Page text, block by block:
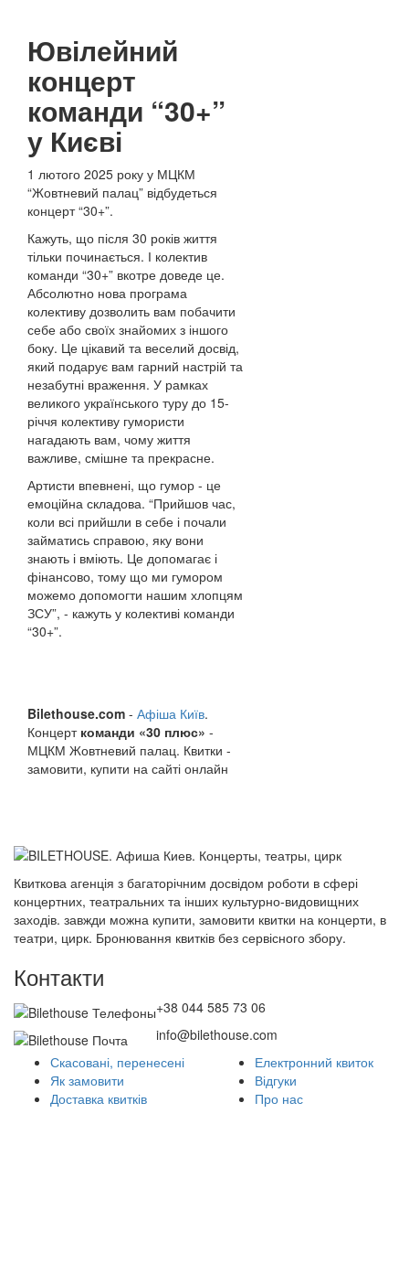
Ювілейний
концерт
команди “30+”
у Києві
1 лютого 2025 року у МЦКМ
“Жовтневий палац” відбудеться
концерт “30+”.
Кажуть, що після 30 років життя
тільки починається. І колектив
команди “30+” вкотре доведе це.
Абсолютно нова програма
колективу дозволить вам побачити
себе або своїх знайомих з іншого
боку. Це цікавий та веселий досвід,
який подарує вам гарний настрій та
незабутні враження. У рамках
великого українського туру до 15-
річчя колективу гумористи
нагадають вам, чому життя
важливе, смішне та прекрасне.
Артисти впевнені, що гумор - це
емоційна складова. “Прийшов час,
коли всі прийшли в себе і почали
займатись справою, яку вони
знають і вміють. Це допомагає і
фінансово, тому що ми гумором
можемо допомогти нашим хлопцям
ЗСУ”, - кажуть у колективі команди
“30+”.
Bilethouse.com - Афіша Київ.
Концерт команди «30 плюс» -
МЦКМ Жовтневий палац. Квитки -
замовити, купити на сайті онлайн
Квиткова агенція з багаторічним досвідом роботи в сфері
концертних, театральних та інших культурно-видовищних
заходів. завжди можна купити, замовити квитки на концерти, в
театри, цирк. Бронювання квитків без сервісного збору.
Контакти
+38 044 585 73 06
info@bilethouse.com
Скасовані, перенесені
Як замовити
Доставка квитків
Електронний квиток
Відгуки
Про нас